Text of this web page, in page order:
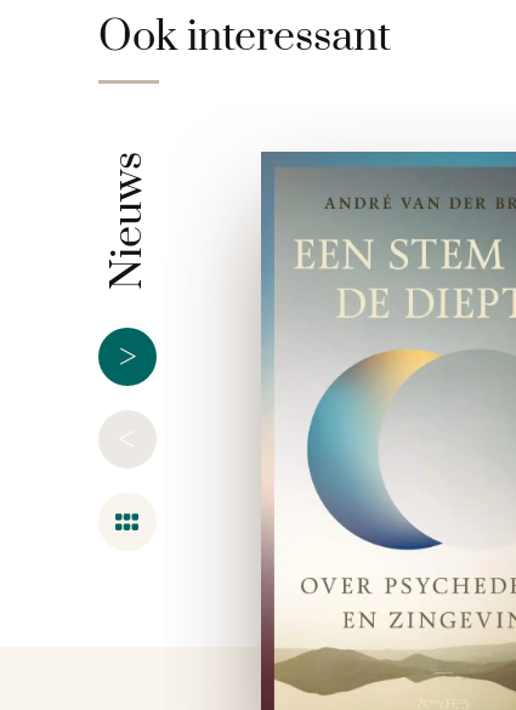
Ook interessant
Nieuws
>
<